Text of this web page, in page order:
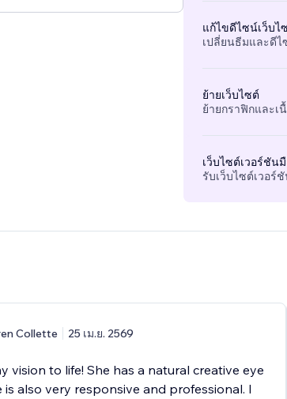
แก้ไขดีไซน์เว็บไ
เปลี่ยนธีมและดีไ
ย้ายเว็บไซต์
ย้ายกราฟิกและเ
เว็บไซต์เวอร์ชัน
รับเว็บไซต์เวอร์
Collette 25 เม.ย. 2569
vision to life! She has a natural creative eye
is also very responsive and professional. I